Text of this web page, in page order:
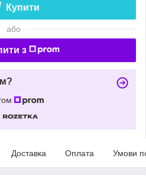
Купити
або
з
Доставка Оплата Умови